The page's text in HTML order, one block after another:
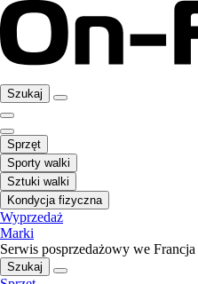
Szukaj
Sprzęt
Sporty walki
Sztuki walki
Kondycja fizyczna
Wyprzedaż
Marki
Serwis posprzedażowy we Francja
Szukaj